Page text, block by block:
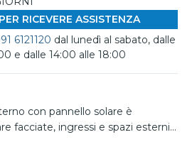
RICEVERE ASSISTENZA
6121120 dal lunedì al sabato, dalle
e dalle 14:00 alle 18:00
con pannello solare è
facciate, ingressi e spazi esterni
elettrici. Il design